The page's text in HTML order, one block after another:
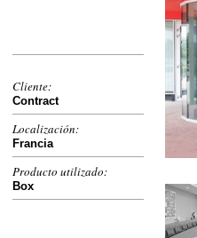
Cliente:
Contract
Localización:
Francia
Producto utilizado:
Box